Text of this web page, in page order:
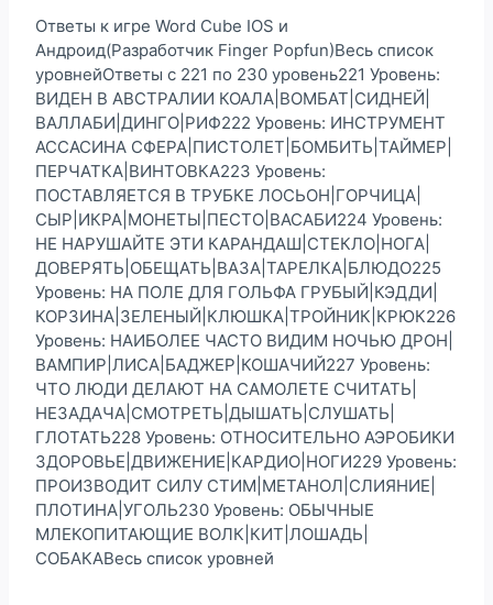
Ответы к игре Word Cube IOS и
Андроид(Разработчик Finger Popfun)Весь список
уровнейОтветы с 221 по 230 уровень221 Уровень:
ВИДЕН В АВСТРАЛИИ КОАЛА|ВОМБАТ|СИДНЕЙ|
ВАЛЛАБИ|ДИНГО|РИФ222 Уровень: ИНСТРУМЕНТ
АССАСИНА СФЕРА|ПИСТОЛЕТ|БОМБИТЬ|ТАЙМЕР|
ПЕРЧАТКА|ВИНТОВКА223 Уровень:
ПОСТАВЛЯЕТСЯ В ТРУБКЕ ЛОСЬОН|ГОРЧИЦА|
СЫР|ИКРА|МОНЕТЫ|ПЕСТО|ВАСАБИ224 Уровень:
НЕ НАРУШАЙТЕ ЭТИ КАРАНДАШ|СТЕКЛО|НОГА|
ДОВЕРЯТЬ|ОБЕЩАТЬ|ВАЗА|ТАРЕЛКА|БЛЮДО225
Уровень: НА ПОЛЕ ДЛЯ ГОЛЬФА ГРУБЫЙ|КЭДДИ|
КОРЗИНА|ЗЕЛЕНЫЙ|КЛЮШКА|ТРОЙНИК|КРЮК226
Уровень: НАИБОЛЕЕ ЧАСТО ВИДИМ НОЧЬЮ ДРОН|
ВАМПИР|ЛИСА|БАДЖЕР|КОШАЧИЙ227 Уровень:
ЧТО ЛЮДИ ДЕЛАЮТ НА САМОЛЕТЕ СЧИТАТЬ|
НЕЗАДАЧА|СМОТРЕТЬ|ДЫШАТЬ|СЛУШАТЬ|
ГЛОТАТЬ228 Уровень: ОТНОСИТЕЛЬНО АЭРОБИКИ
ЗДОРОВЬЕ|ДВИЖЕНИЕ|КАРДИО|НОГИ229 Уровень:
ПРОИЗВОДИТ СИЛУ СТИМ|МЕТАНОЛ|СЛИЯНИЕ|
ПЛОТИНА|УГОЛЬ230 Уровень: ОБЫЧНЫЕ
МЛЕКОПИТАЮЩИЕ ВОЛК|КИТ|ЛОШАДЬ|
СОБАКАВесь список уровней